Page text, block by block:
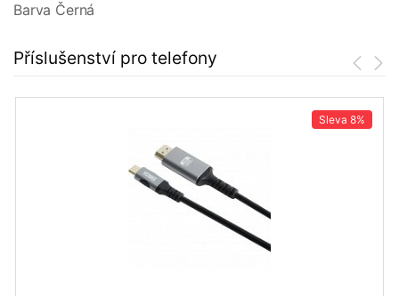
Barva Černá
Příslušenství pro telefony
Sleva 8%